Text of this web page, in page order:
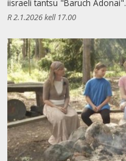
iisraeli tantsu "Baruch Adonai".
R 2.1.2026 kell 17.00